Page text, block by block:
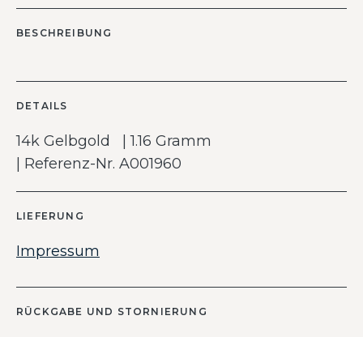
BESCHREIBUNG
DETAILS
14k Gelbgold | 1.16 Gramm
| Referenz-Nr. A001960
LIEFERUNG
Impressum
RÜCKGABE UND STORNIERUNG